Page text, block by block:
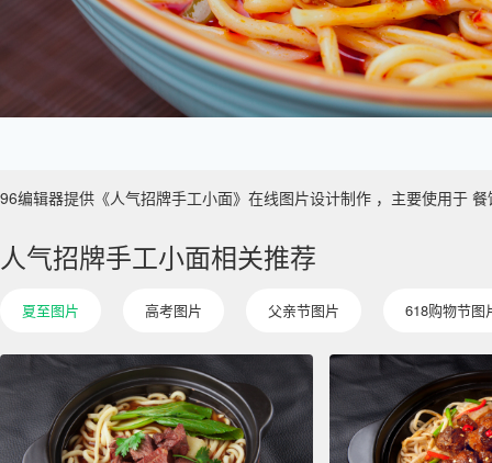
96编辑器提供《人气招牌手工小面》在线图片设计制作 ，主要使用于
人气招牌手工小面相关推荐
夏至图片 高考图片 父亲节图片 618购物节图